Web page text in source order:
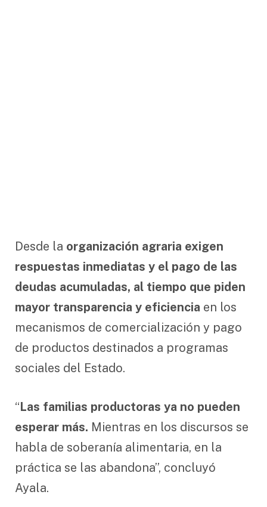
Desde la organización agraria exigen
respuestas inmediatas y el pago de las
deudas acumuladas, al tiempo que piden
mayor transparencia y eficiencia en los
mecanismos de comercialización y pago
de productos destinados a programas
sociales del Estado.
“Las familias productoras ya no pueden
esperar más. Mientras en los discursos se
habla de soberanía alimentaria, en la
práctica se las abandona”, concluyó
Ayala.